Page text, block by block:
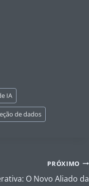
IA
de dados
PRÓXIMO
O Novo Aliado da